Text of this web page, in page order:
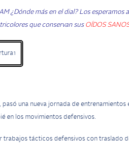
¿Dónde más en el dial? Los esperamos a
que conservan sus OÍDOS
una nueva jornada de entrenamientos
en los movimientos defensivos.
trabajos tácticos defensivos con traslado